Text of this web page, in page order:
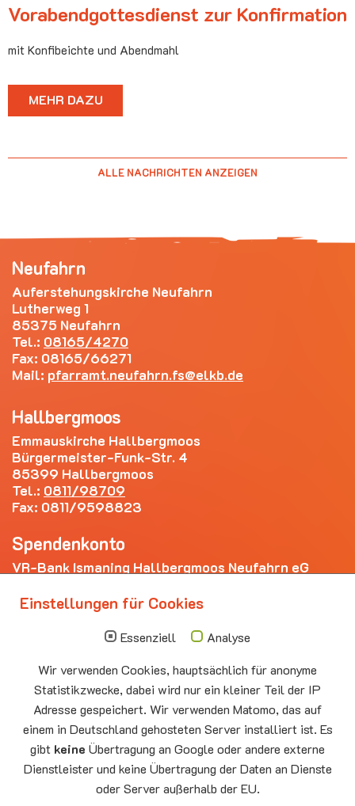
Vorabendgottesdienst zur Konfirmation
mit Konfibeichte und Abendmahl
MEHR DAZU
ALLE NACHRICHTEN ANZEIGEN
Neufahrn
Auferstehungskirche Neufahrn
Lutherweg 1
85375 Neufahrn
Tel.: 08165/4270
Fax: 08165/66271
Mail: pfarramt.neufahrn.fs elkb.de
Hallbergmoos
Emmauskirche Hallbergmoos
Bürgermeister-Funk-Str. 4
85399 Hallbergmoos
Tel.: 0811/98709
Fax: 0811/9598823
Spendenkonto
VR-Bank Ismaning Hallbergmoos Neufahrn eG
Die nächsten Termine
10.00 - 11.00
Auferstehungskirche Neufahrn
Montag
15.00 - 17.00
10.08
Senioren-Spieletreff Neufahrn
Auferstehungskirche Neufahrn
Mittwoch
20.00 Offenes Ende
Godtimes
Einstellungen für Cookies
Essenziell
Analyse
Wir verwenden Cookies, hauptsächlich für anonyme
Statistikzwecke, dabei wird nur ein kleiner Teil der IP
Adresse gespeichert. Wir verwenden Matomo, das auf
einem in Deutschland gehosteten Server installiert ist. Es
gibt keine Übertragung an Google oder andere externe
Dienstleister und keine Übertragung der Daten an Dienste
oder Server außerhalb der EU.